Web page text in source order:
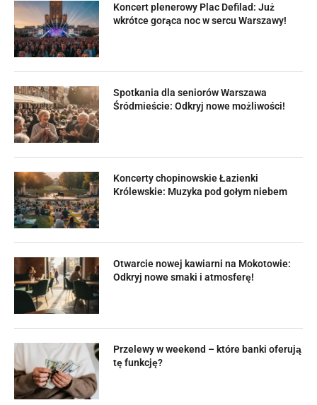
Koncert plenerowy Plac Defilad: Już
wkrótce gorąca noc w sercu Warszawy!
Spotkania dla seniorów Warszawa
Śródmieście: Odkryj nowe możliwości!
Koncerty chopinowskie Łazienki
Królewskie: Muzyka pod gołym niebem
Otwarcie nowej kawiarni na Mokotowie:
Odkryj nowe smaki i atmosferę!
Przelewy w weekend – które banki oferują
tę funkcję?